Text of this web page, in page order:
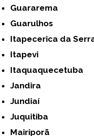
Guararema
Guarulhos
Itapecerica da
Itapevi
Itaquaquecetuba
Jandira
Jundiaí
Juquitiba
Mairiporã